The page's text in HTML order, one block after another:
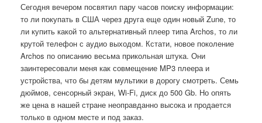
Сегодня вечером посвятил пару часов поиску информации:
то ли покупать в США через друга еще один новый Zune, то
ли купить какой то альтернативный плеер типа Archos, то ли
крутой телефон с аудио выходом. Кстати, новое поколение
Archos по описанию весьма прикольная штука. Они
заинтересовали меня как совмещение MP3 плеера и
устройства, что бы детям мультики в дорогу смотреть. Семь
дюймов, сенсорный экран, Wi-Fi, диск до 500 Gb. Но опять
же цена в нашей стране неоправданно высока и продается
только в одном месте и под заказ.